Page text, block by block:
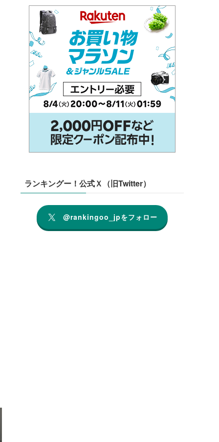
ランキングー！公式Ｘ（旧Twitter）
@rankingoo_jpをフォロー